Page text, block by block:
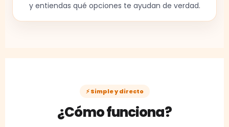
y entiendas qué opciones te ayudan de verdad.
⚡ Simple y directo
¿Cómo funciona?